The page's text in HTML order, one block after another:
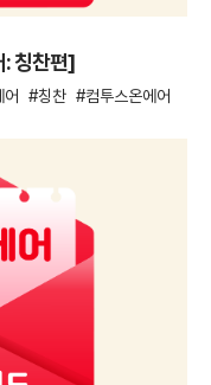
: 칭찬편]
어 칭찬 컴투스온에어